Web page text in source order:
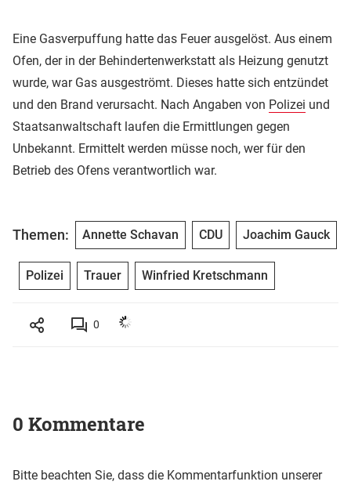
Eine Gasverpuffung hatte das Feuer ausgelöst. Aus einem
Ofen, der in der Behindertenwerkstatt als Heizung genutzt
wurde, war Gas ausgeströmt. Dieses hatte sich entzündet
und den Brand verursacht. Nach Angaben von Polizei und
Staatsanwaltschaft laufen die Ermittlungen gegen
Unbekannt. Ermittelt werden müsse noch, wer für den
Betrieb des Ofens verantwortlich war.
Themen: Annette Schavan CDU Joachim Gauck
Polizei Trauer Winfried Kretschmann
0
0 Kommentare
Bitte beachten Sie, dass die Kommentarfunktion unserer